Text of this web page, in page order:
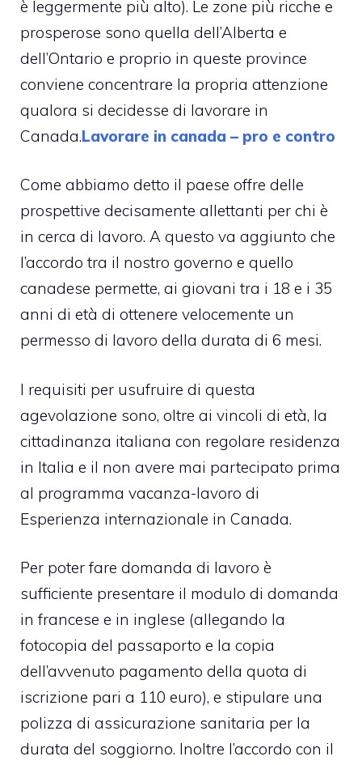
è leggermente più alto). Le zone più ricche e
prosperose sono quella dell’Alberta e
dell’Ontario e proprio in queste province
conviene concentrare la propria attenzione
qualora si decidesse di lavorare in
Canada.Lavorare in canada – pro e contro
Come abbiamo detto il paese offre delle
prospettive decisamente allettanti per chi è
in cerca di lavoro. A questo va aggiunto che
l’accordo tra il nostro governo e quello
canadese permette, ai giovani tra i 18 e i 35
anni di età di ottenere velocemente un
permesso di lavoro della durata di 6 mesi.
I requisiti per usufruire di questa
agevolazione sono, oltre ai vincoli di età, la
cittadinanza italiana con regolare residenza
in Italia e il non avere mai partecipato prima
al programma vacanza-lavoro di
Esperienza internazionale in Canada.
Per poter fare domanda di lavoro è
sufficiente presentare il modulo di domanda
in francese e in inglese (allegando la
fotocopia del passaporto e la copia
dell’avvenuto pagamento della quota di
iscrizione pari a 110 euro), e stipulare una
polizza di assicurazione sanitaria per la
durata del soggiorno. Inoltre l’accordo con il